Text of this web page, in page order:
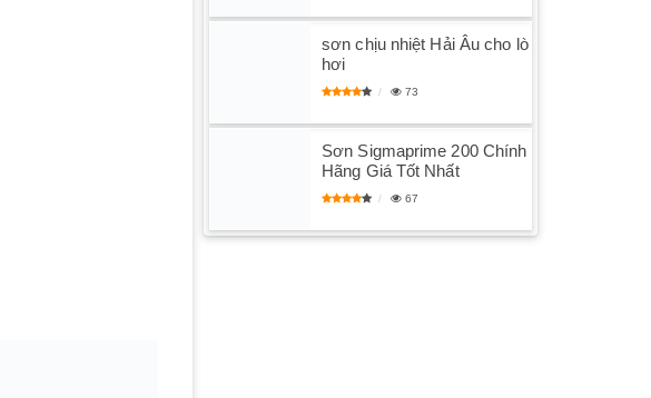
sơn chịu nhiệt Hải Âu cho lò
hơi
73
Sơn Sigmaprime 200 Chính
Hãng Giá Tốt Nhất
67